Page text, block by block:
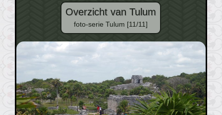
Overzicht van Tulum
foto-serie Tulum [11/11]